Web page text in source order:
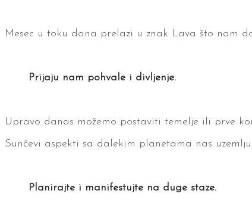
Mesec u toku dana prelazi u znak Lava što nam
Prijaju nam pohvale i divljenje.
Upravo danas možemo postaviti temelje ili prve
Sunčevi aspekti sa dalekim planetama nas
Planirajte i manifestujte na duge staze.